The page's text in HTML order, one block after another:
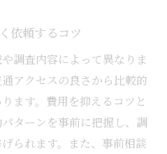
探偵の対応力を比較する
ない浮気調査依頼の流れ
を詳しく紹介
られる主なサポート内容
充実した浮気調査の選び
依頼するコツ
調査内容によって異なりま
アクセスの良さから比較的
ます。費用を抑えるコツと
ターンを事前に把握し、調
られます。また、事前相談